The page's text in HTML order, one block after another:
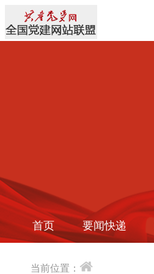
首页 要闻快递
当前位置：